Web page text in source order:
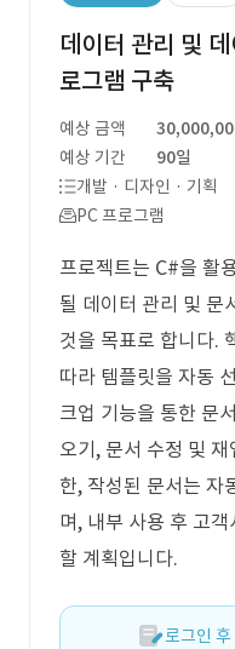
데이터 관리 및
로그램 구축
예상 금액
예상 기간
90일
개발 · 디자인 · 기획
PC 프로그램
프로젝트는 C#을 활
될 데이터 관리 및 문
것을 목표로 합니다.
따라 템플릿을 자동
크업 기능을 통한 문
오기, 문서 수정 및
한, 작성된 문서는 자
며, 내부 사용 후 고
할 계획입니다.
로그인